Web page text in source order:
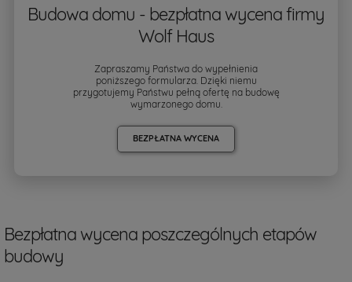
Budowa domu - bezpłatna wycena firmy
Wolf Haus
Zapraszamy Państwa do wypełnienia
poniższego formularza. Dzięki niemu
przygotujemy Państwu pełną ofertę na budowę
wymarzonego domu.
BEZPŁATNA WYCENA
Bezpłatna wycena poszczególnych etapów
budowy